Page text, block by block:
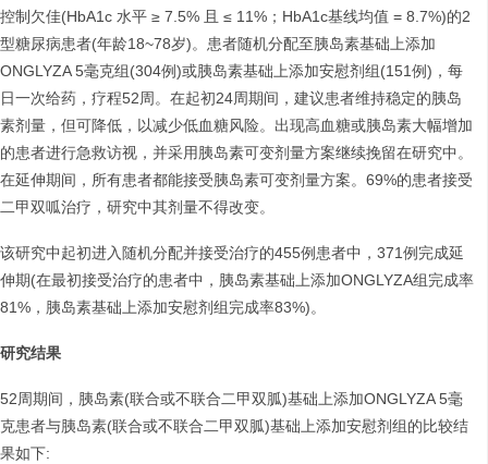
控制欠佳(HbA1c 水平 ≥ 7.5% 且 ≤ 11%；HbA1c基线均值 = 8.7%)的2
型糖尿病患者(年龄18~78岁)。患者随机分配至胰岛素基础上添加
ONGLYZA 5毫克组(304例)或胰岛素基础上添加安慰剂组(151例)，每
日一次给药，疗程52周。在起初24周期间，建议患者维持稳定的胰岛
素剂量，但可降低，以减少低血糖风险。出现高血糖或胰岛素大幅增加
的患者进行急救访视，并采用胰岛素可变剂量方案继续挽留在研究中。
在延伸期间，所有患者都能接受胰岛素可变剂量方案。69%的患者接受
二甲双呱治疗，研究中其剂量不得改变。
该研究中起初进入随机分配并接受治疗的455例患者中，371例完成延
伸期(在最初接受治疗的患者中，胰岛素基础上添加ONGLYZA组完成率
81%，胰岛素基础上添加安慰剂组完成率83%)。
研究结果
52周期间，胰岛素(联合或不联合二甲双胍)基础上添加ONGLYZA 5毫
克患者与胰岛素(联合或不联合二甲双胍)基础上添加安慰剂组的比较结
果如下: